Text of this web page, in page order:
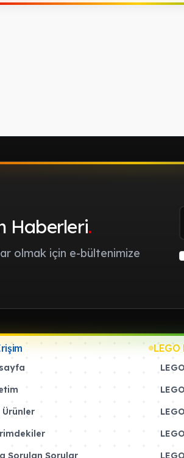
Haberleri.
olmak için e-bültenimize
Ürünler
Sorulan Sorular
LEGO